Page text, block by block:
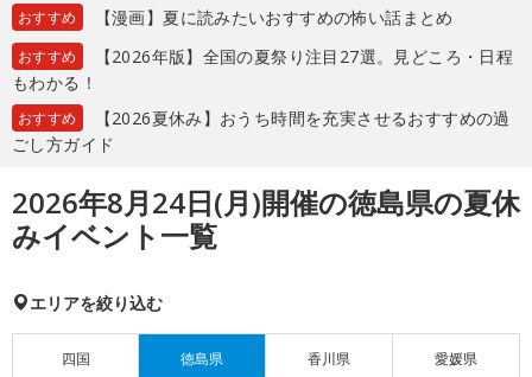
おすすめ 【漫画】夏に読みたいおすすめの怖い話まとめ
おすすめ
【2026年版】全国の夏祭り注目27選。見どころ・日程
もわかる！
おすすめ
【2026夏休み】おうち時間を充実させるおすすめの過
ごし方ガイド
2026年8月24日(月)開催の徳島県の夏休
みイベント一覧
エリアを絞り込む
四国 徳島県 香川県 愛媛県